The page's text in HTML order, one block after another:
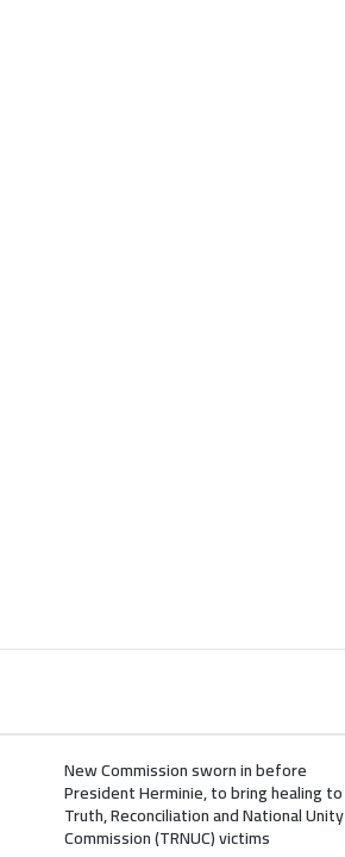
New Commission sworn in before
President Herminie, to bring healing to
Truth, Reconciliation and National Unity
Commission (TRNUC) victims